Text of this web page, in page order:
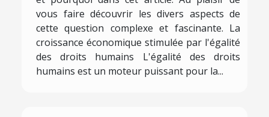
vous faire découvrir les divers aspects de
cette question complexe et fascinante. La
croissance économique stimulée par l'égalité
des droits humains L'égalité des droits
humains est un moteur puissant pour la...